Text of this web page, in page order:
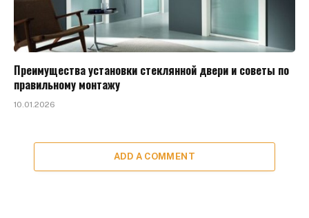
Преимущества установки стеклянной двери и советы по
правильному монтажу
10.01.2026
ADD A COMMENT